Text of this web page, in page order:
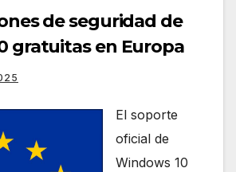
de seguridad de
gratuitas en Europa
El soporte
oficial de
Windows 10